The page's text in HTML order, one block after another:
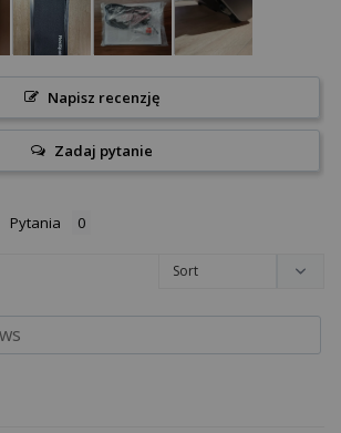
Napisz recenzję
Zadaj pytanie
Pytania